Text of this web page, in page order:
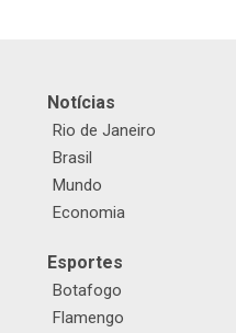
Notícias
Rio de Janeiro
Brasil
Mundo
Economia
Esportes
Botafogo
Flamengo